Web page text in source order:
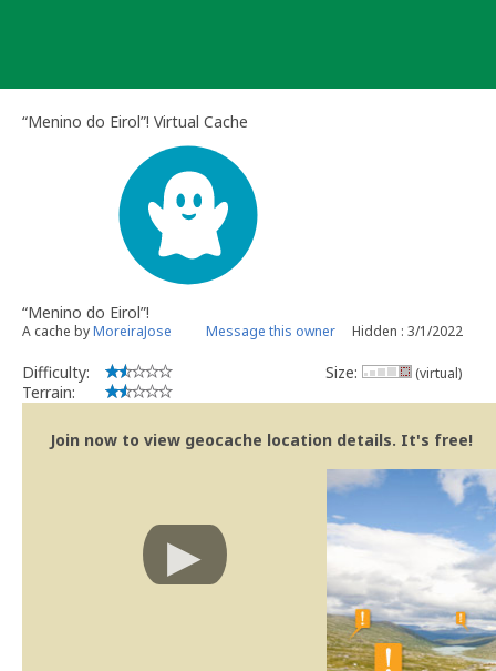
“Menino do Eirol”! Virtual Cache
“Menino do Eirol”!
A cache byMoreiraJose Message this owner Hidden : 3/1/2022
Difficulty:
Terrain:
Size: (virtual)
Join now to view geocache location details. It's free!